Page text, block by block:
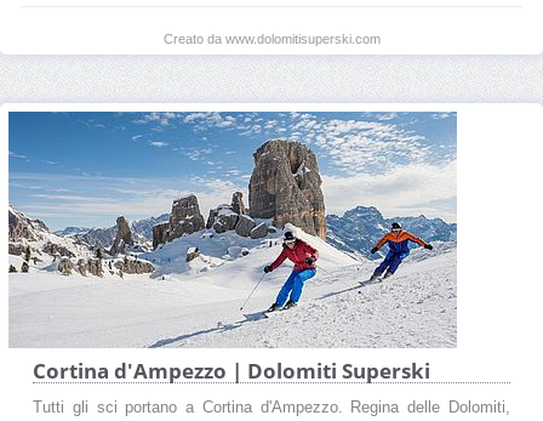
Creato da www.dolomitisuperski.com
Cortina d'Ampezzo | Dolomiti Superski
Tutti gli sci portano a Cortina d'Ampezzo. Regina delle Dolomiti,